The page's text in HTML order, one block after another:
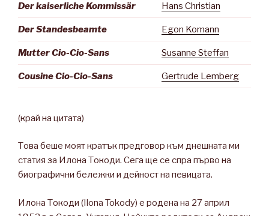
Der kaiserliche Kommissär Hans Christian
Der Standesbeamte Egon Komann
Mutter Cio-Cio-Sans Susanne Steffan
Cousine Cio-Cio-Sans Gertrude Lemberg
(край на цитата)
Това беше моят кратък предговор към днешната ми
статия за Илона Токоди. Сега ще се спра първо на
биографични бележки и дейност на певицата.
Илона Токоди (Ilona Tokody) е родена на 27 април